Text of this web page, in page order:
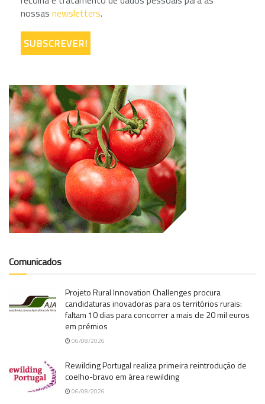
nossas newsletters.
Comunicados
Projeto Rural Innovation Challenges procura
candidaturas inovadoras para os territórios rurais:
faltam 10 dias para concorrer a mais de 20 mil euros
em prémios
06/08/2026
Rewilding Portugal realiza primeira reintrodução de
coelho-bravo em área rewilding
06/08/2026